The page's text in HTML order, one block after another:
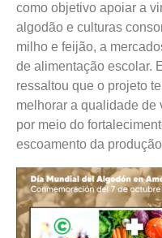
como objetivo apoiar a
algodão e culturas
milho e feijão, a
de alimentação escolar.
ressaltou que o projeto
melhorar a qualidade de
por meio do
escoamento da